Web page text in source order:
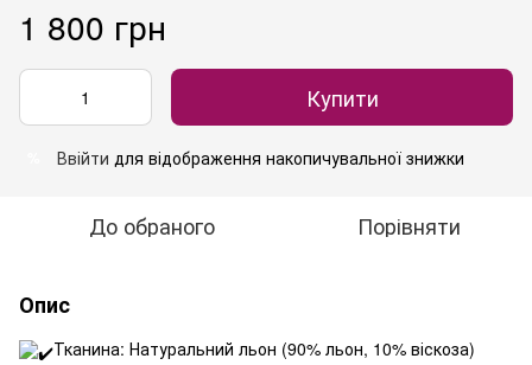
1 800 грн
Купити
Ввійти для відображення накопичувальної знижки
До обраного Порівняти
Опис
Тканина: Натуральний льон (90% льон, 10% віскоза)